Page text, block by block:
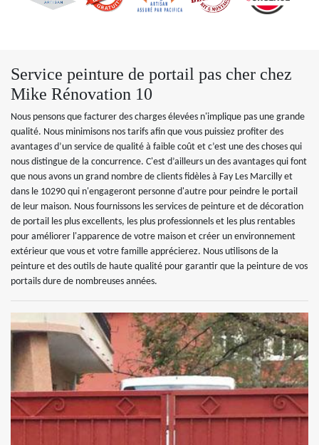
Service peinture de portail pas cher chez
Mike Rénovation 10
Nous pensons que facturer des charges élevées n'implique pas une grande
qualité. Nous minimisons nos tarifs afin que vous puissiez profiter des
avantages d’un service de qualité à faible coût et c’est une des choses qui
nous distingue de la concurrence. C'est d’ailleurs un des avantages qui font
que nous avons un grand nombre de clients fidèles à Fay Les Marcilly et
dans le 10290 qui n'engageront personne d'autre pour peindre le portail
de leur maison. Nous fournissons les services de peinture et de décoration
de portail les plus excellents, les plus professionnels et les plus rentables
pour améliorer l'apparence de votre maison et créer un environnement
extérieur que vous et votre famille apprécierez. Nous utilisons de la
peinture et des outils de haute qualité pour garantir que la peinture de vos
portails dure de nombreuses années.